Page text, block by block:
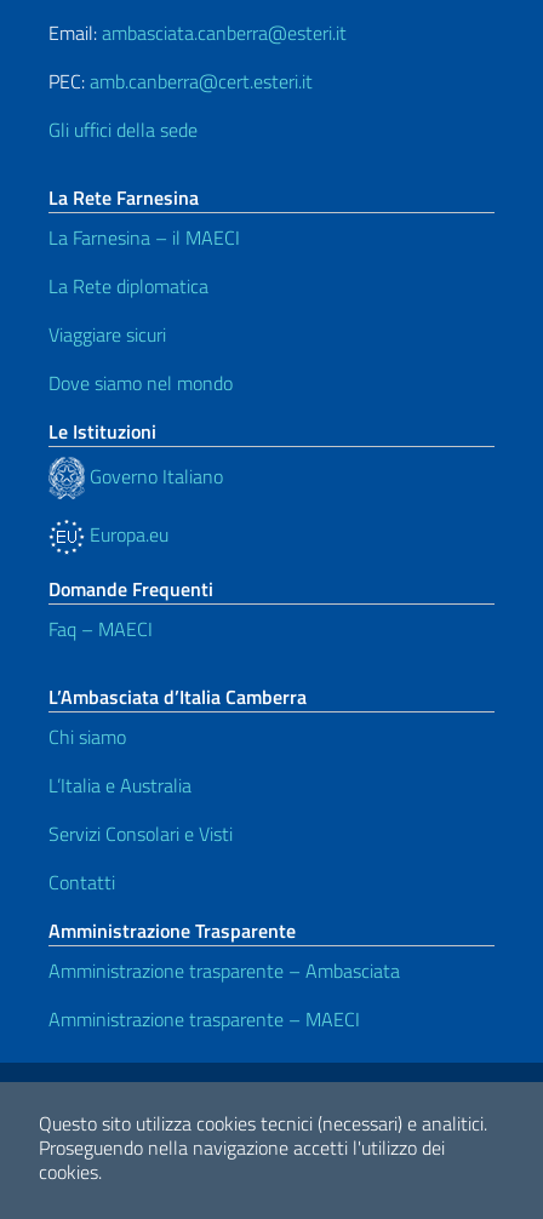
Questo sito utilizza cookies tecnici (necessari) e analitici.
Proseguendo nella navigazione accetti l'utilizzo dei
cookies.
Email:ambasciata.canberra@esteri.it
PEC:amb.canberra@cert.esteri.it
Gli uffici della sede
La Rete Farnesina
La Farnesina – il MAECI
La Rete diplomatica
Viaggiare sicuri
Dove siamo nel mondo
Le Istituzioni
Governo Italiano
Europa.eu
Domande Frequenti
Faq – MAECI
L’Ambasciata d’Italia Camberra
Chi siamo
L’Italia e Australia
Servizi Consolari e Visti
Contatti
Amministrazione Trasparente
Amministrazione trasparente – Ambasciata
Amministrazione trasparente – MAECI
Link Utili